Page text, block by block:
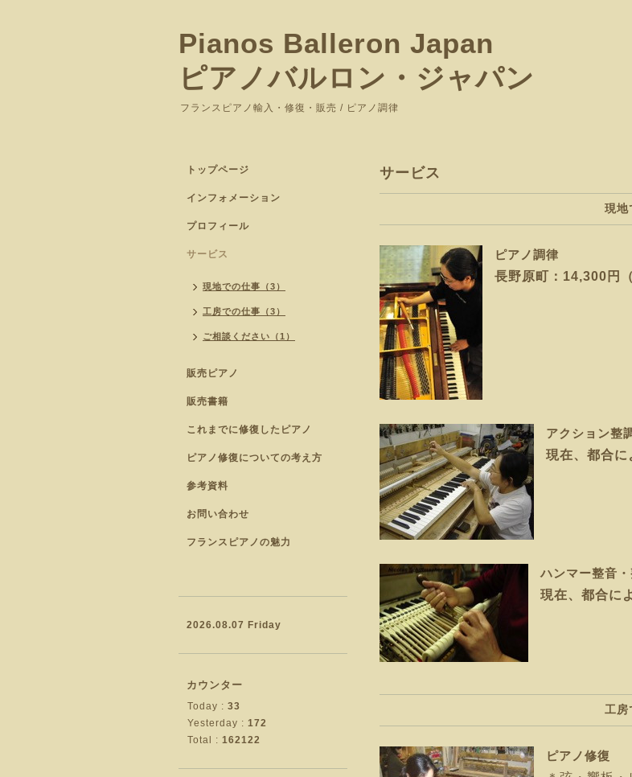
Pianos Balleron Japan
ピアノバルロン・ジャパン
フランスピアノ輸入・修復・販売 / ピアノ調律
サービス
現地
ピアノ調律
長野原町：14,300円
アクション整
現在、都合に
ハンマー整音
現在、都合に
工房
ピアノ修復
トップページ
インフォメーション
プロフィール
サービス
現地での仕事（3）
工房での仕事（3）
ご相談ください（1）
販売ピアノ
販売書籍
これまでに修復したピアノ
ピアノ修復についての考え方
参考資料
お問い合わせ
フランスピアノの魅力
2026.08.07 Friday
カウンター
Today : 33
Yesterday : 172
Total : 162122